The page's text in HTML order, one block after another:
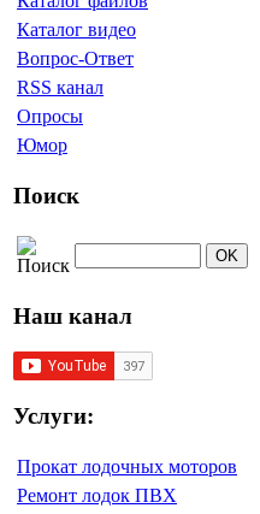
Каталог видео
Вопрос-Ответ
RSS канал
Опросы
Юмор
Поиск
Наш канал
Услуги:
Прокат лодочных моторов
Ремонт лодок ПВХ